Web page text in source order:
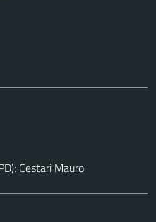
Cestari Mauro